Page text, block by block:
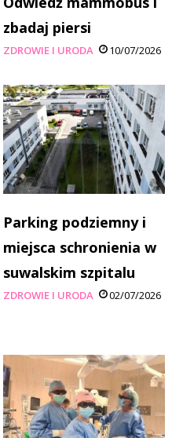
zbadaj piersi
ZDROWIE I URODA 10/07/2026
Parking podziemny i
miejsca schronienia w
suwalskim szpitalu
ZDROWIE I URODA 02/07/2026